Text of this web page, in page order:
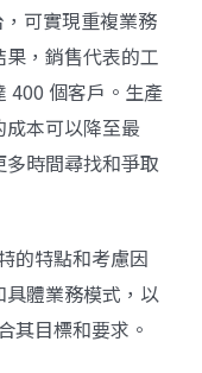
可實現重複業務
，銷售代表的工
400 個客戶。生產
本可以降至最
時間尋找和爭取
的特點和考慮因
體業務模式，以
其目標和要求。